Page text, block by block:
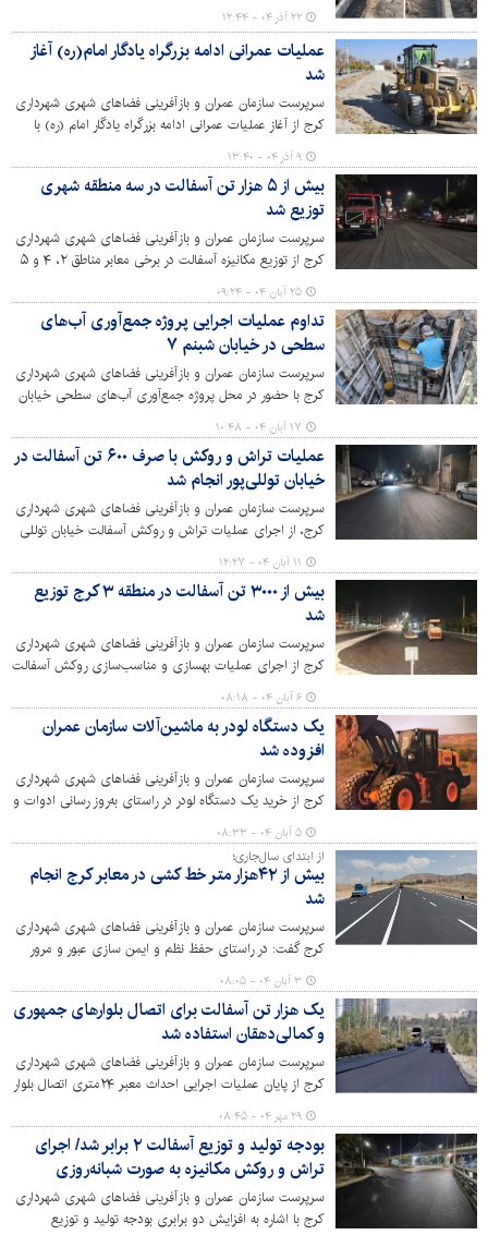
غربی آق تپه با رویکرد اقدام مشترک با اداره کل راه و
شهرسازی استان البرز خبر داد.
۲۲ آذر ۰۴ - ۱۲:۴۴
عملیات عمرانی ادامه بزرگراه یادگار امام(ره) آغاز
شد
سرپرست سازمان عمران و بازآفرینی فضاهای شهری شهرداری
کرج از آغاز عملیات عمرانی ادامه بزرگراه یادگار امام (ره) با
هدف افزایش ضریب ایمنی و تسهیل در عبور و مرور شهری
خبر داد.
۹ آذر ۰۴ - ۱۳:۴۰
بیش از ۵ هزار تن آسفالت در سه منطقه شهری
توزیع شد
سرپرست سازمان عمران و بازآفرینی فضاهای شهری شهرداری
کرج از توزیع مکانیزه آسفالت در برخی معابر مناطق ۲، ۴ و ۵
شهرداری کرج در راستای ادامه نهضت فراگیر آسفالت و تحول
در کالبد و نگهداشت شهر کرج خبر داد.
۲۵ آبان ۰۴ - ۰۹:۲۴
تداوم عملیات اجرایی پروژه جمع‌آوری آب‌های
سطحی در خیابان شبنم ۷
سرپرست سازمان عمران و بازآفرینی فضاهای شهری شهرداری
کرج با حضور در محل پروژه جمع‌آوری آب‌های سطحی خیابان
شبنم ۷، از ادامه عملیات اجرایی پروژه مذکور با هدف
پیشگیری از آبگرفتگی معابر در فصول بارندگی، تقویت سفره
های زیرزمینی و تامین آب برای فضای سبز خبر داد.
۱۷ آبان ۰۴ - ۱۰:۴۸
عملیات تراش و روکش با صرف ۶۰۰ تن آسفالت در
خیابان توللی‌پور انجام شد
سرپرست سازمان عمران و بازآفرینی فضاهای شهری شهرداری
کرج، از اجرای عملیات تراش و روکش آسفالت خیابان توللی
پور واقع در بلوار ولیعصر(عج)، محله اکبرآباد مهرشهر خبر داد.
۱۱ آبان ۰۴ - ۱۲:۲۷
بیش از ۳۰۰۰ تن آسفالت در منطقه ۳ کرج توزیع
شد
سرپرست سازمان عمران و بازآفرینی فضاهای شهری شهرداری
کرج از اجرای عملیات بهسازی و مناسب‌سازی روکش آسفالت
هزار تن آسفالت خبر داد.
۶ آبان ۰۴ - ۰۸:۱۸
یک دستگاه لودر به ماشین‌آلات سازمان عمران
افزوده شد
سرپرست سازمان عمران و بازآفرینی فضاهای شهری شهرداری
کرج از خرید یک دستگاه لودر در راستای به‌روز رسانی ادوات و
ماشین‌آلات کارخانه آسفالت به عنوان بازوی اجرایی مدیریت
شهری کرج در تولید آسفالت مورد نیاز پروژه های شهری و
بهسازی روسازی‌های آسفالتی خبر داد.
۵ آبان ۰۴ - ۰۸:۳۳
از ابتدای سال‌جاری؛
بیش از ۴۲هزار متر خط کشی در معابر کرج انجام
شد
سرپرست سازمان عمران و بازآفرینی فضاهای شهری شهرداری
کرج گفت: در راستای حفظ نظم و ایمن سازی عبور و مرور
کشی محوری در سطح معابر مناطق ۱۰گانه عملیاتی شده است.
۳ آبان ۰۴ - ۰۸:۰۵
یک هزار تن آسفالت برای اتصال بلوارهای جمهوری
و کمالی‌دهقان استفاده شد
سرپرست سازمان عمران و بازآفرینی فضاهای شهری شهرداری
کرج از پایان عملیات اجرایی احداث معبر ۲۴‌متری اتصال بلوار
جمهوری به بلوار کمالی‌دهقان (دانشگاه آزاد) خبر داد.
۲۹ مهر ۰۴ - ۰۸:۴۵
بودجه تولید و توزیع آسفالت ۲ برابر شد/ اجرای
تراش و روکش مکانیزه به صورت شبانه‌روزی
سرپرست سازمان عمران و بازآفرینی فضاهای شهری شهرداری
کرج با اشاره به افزایش دو برابری بودجه تولید و توزیع